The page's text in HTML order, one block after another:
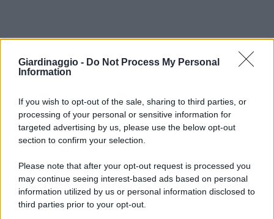
Giardinaggio - Do Not Process My Personal
Information
If you wish to opt-out of the sale, sharing to third parties, or
processing of your personal or sensitive information for
targeted advertising by us, please use the below opt-out
section to confirm your selection.
Please note that after your opt-out request is processed you
may continue seeing interest-based ads based on personal
information utilized by us or personal information disclosed to
third parties prior to your opt-out.